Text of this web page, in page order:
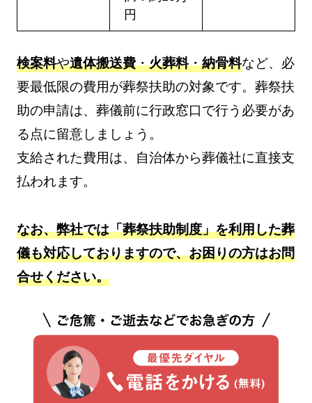
円
検案料や遺体搬送費・火葬料・納骨料など、必
要最低限の費用が葬祭扶助の対象です。葬祭扶
助の申請は、葬儀前に行政窓口で行う必要があ
る点に留意しましょう。
支給された費用は、自治体から葬儀社に直接支
払われます。
なお、弊社では「葬祭扶助制度」を利用した葬
儀も対応しておりますので、お困りの方はお問
合せください。